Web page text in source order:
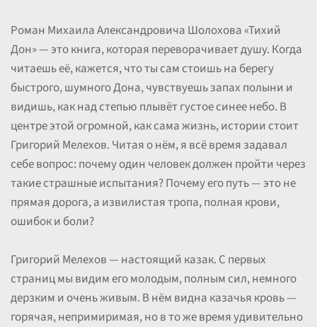
Роман Михаила Александровича Шолохова «Тихий
Дон» — это книга, которая переворачивает душу. Когда
читаешь её, кажется, что ты сам стоишь на берегу
быстрого, шумного Дона, чувствуешь запах полыни и
видишь, как над степью плывёт густое синее небо. В
центре этой огромной, как сама жизнь, истории стоит
Григорий Мелехов. Читая о нём, я всё время задавал
себе вопрос: почему один человек должен пройти через
такие страшные испытания? Почему его путь — это не
прямая дорога, а извилистая тропа, полная крови,
ошибок и боли?
Григорий Мелехов — настоящий казак. С первых
страниц мы видим его молодым, полным сил, немного
дерзким и очень живым. В нём видна казачья кровь —
горячая, непримиримая, но в то же время удивительно